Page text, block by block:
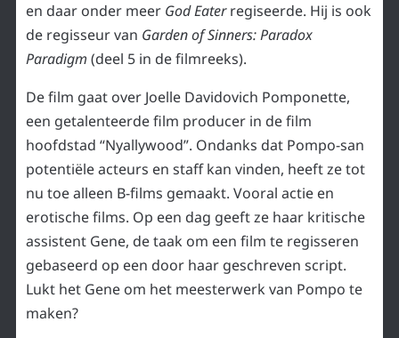
en daar onder meer God Eaterregiseerde. Hij is ook
de regisseur van Garden of Sinners: Paradox
Paradigm (deel 5 in de filmreeks).
De film gaat over Joelle Davidovich Pomponette,
een getalenteerde film producer in de film
hoofdstad “Nyallywood”. Ondanks dat Pompo-san
potentiële acteurs en staff kan vinden, heeft ze tot
nu toe alleen B-films gemaakt. Vooral actie en
erotische films. Op een dag geeft ze haar kritische
assistent Gene, de taak om een film te regisseren
gebaseerd op een door haar geschreven script.
Lukt het Gene om het meesterwerk van Pompo te
maken?